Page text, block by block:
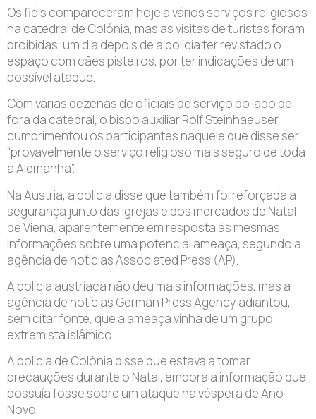
Os fiéis compareceram hoje a vários serviços religiosos
na catedral de Colónia, mas as visitas de turistas foram
proibidas, um dia depois de a polícia ter revistado o
espaço com cães pisteiros, por ter indicações de um
possível ataque.
Com várias dezenas de oficiais de serviço do lado de
fora da catedral, o bispo auxiliar Rolf Steinhaeuser
cumprimentou os participantes naquele que disse ser
“provavelmente o serviço religioso mais seguro de toda
a Alemanha”.
Na Áustria, a polícia disse que também foi reforçada a
segurança junto das igrejas e dos mercados de Natal
de Viena, aparentemente em resposta às mesmas
informações sobre uma potencial ameaça, segundo a
agência de notícias Associated Press (AP).
A polícia austríaca não deu mais informações, mas a
agência de notícias German Press Agency adiantou,
sem citar fonte, que a ameaça vinha de um grupo
extremista islâmico.
A polícia de Colónia disse que estava a tomar
precauções durante o Natal, embora a informação que
possuía fosse sobre um ataque na véspera de Ano
Novo.